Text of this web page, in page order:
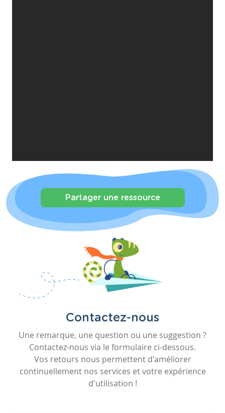
Partager une ressource
Contactez-nous
Une remarque, une question ou une suggestion ?
Contactez-nous via le formulaire ci-dessous.
Vos retours nous permettent d'améliorer
continuellement nos services et votre expérience
d'utilisation !